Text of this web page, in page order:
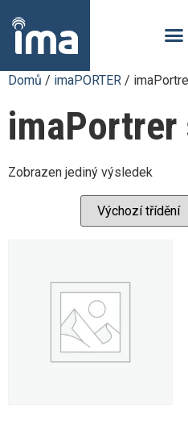
Domů / imaPORTER /
imaPortrer
Zobrazen jediný výsledek